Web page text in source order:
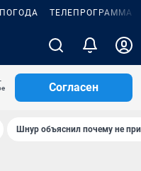
ПОГОДА ТЕЛЕПРОГРАММА
Согласен
Шнур объяснил почему не